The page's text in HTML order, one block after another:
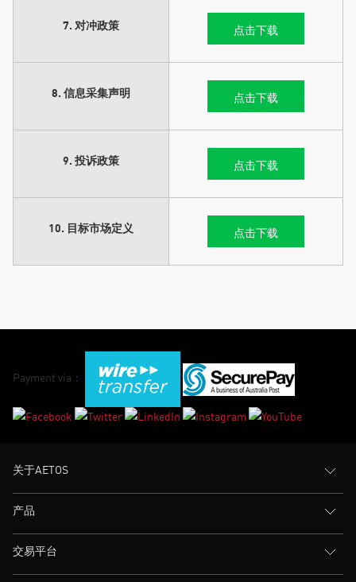
7. 对冲政策 点击下载
8. 信息采集声明 点击下载
9. 投诉政策 点击下载
10. 目标市场定义 点击下载
Payment via：
关于AETOS
产品
交易平台